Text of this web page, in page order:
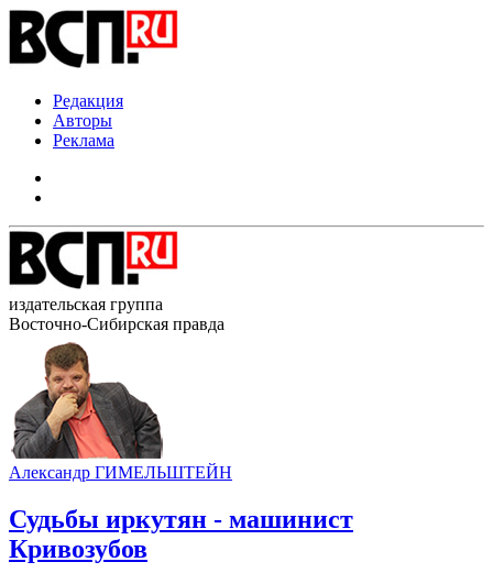
Редакция
Авторы
Реклама
издательская группа
Восточно-Сибирская правда
Александр ГИМЕЛЬШТЕЙН
Судьбы иркутян - машинист
Кривозубов